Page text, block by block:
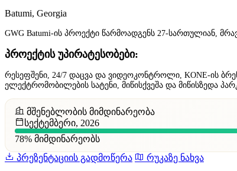
Batumi, Georgia
GWG Batumi-ის პროექტი წარმოადგენს 27-სართულიან,
პროექტის უპირატესობები:
რესეფშენი, 24/7 დაცვა და ვიდეოკონტროლი, KONE-ის
ელექტრომობილების სატენი, მიწისქვეშა და მიწისზედა
მშენებლობის მიმდინარეობა
სექტემბერი, 2026
78% მიმდინარეობს
პრეზენტაციის გადმოწერა
რუკაზე ნახვა